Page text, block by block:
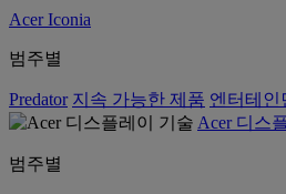
Acer Iconia
범주별
Predator 지속 가능한 제품 엔터테인
Acer 디스
범주별